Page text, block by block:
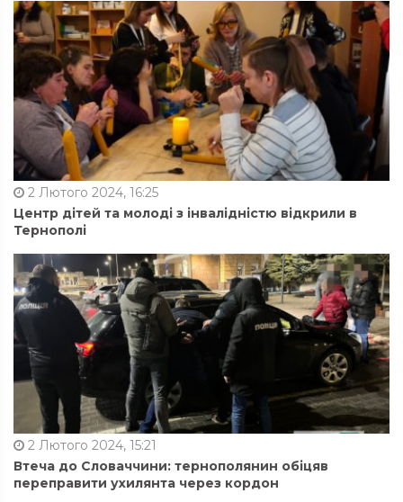
2 Лютого 2024, 16:25
Центр дітей та молоді з інвалідністю відкрили в
Тернополі
2 Лютого 2024, 15:21
Втеча до Словаччини: тернополянин обіцяв
переправити ухилянта через кордон